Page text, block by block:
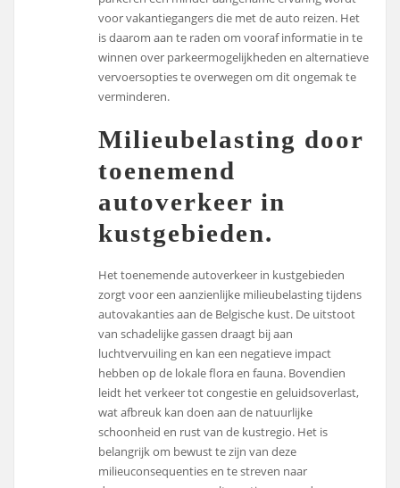
voor vakantiegangers die met de auto reizen. Het
is daarom aan te raden om vooraf informatie in te
winnen over parkeermogelijkheden en alternatieve
vervoersopties te overwegen om dit ongemak te
verminderen.
Milieubelasting door
toenemend
autoverkeer in
kustgebieden.
Het toenemende autoverkeer in kustgebieden
zorgt voor een aanzienlijke milieubelasting tijdens
autovakanties aan de Belgische kust. De uitstoot
van schadelijke gassen draagt bij aan
luchtvervuiling en kan een negatieve impact
hebben op de lokale flora en fauna. Bovendien
leidt het verkeer tot congestie en geluidsoverlast,
wat afbreuk kan doen aan de natuurlijke
schoonheid en rust van de kustregio. Het is
belangrijk om bewust te zijn van deze
milieuconsequenties en te streven naar